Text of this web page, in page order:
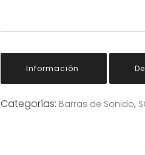
Información
Categorías: Barras de Sonido,